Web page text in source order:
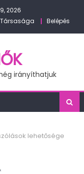
2026
Belépés
irányíthatjuk
lehetősége